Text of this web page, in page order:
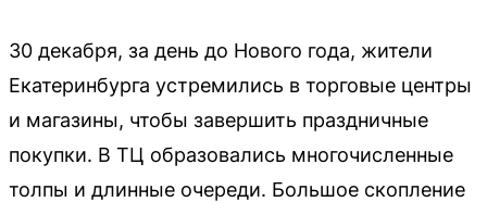
30 декабря, за день до Нового года, жители
Екатеринбурга устремились в торговые центры
и магазины, чтобы завершить праздничные
покупки. В ТЦ образовались многочисленные
толпы и длинные очереди. Большое скопление